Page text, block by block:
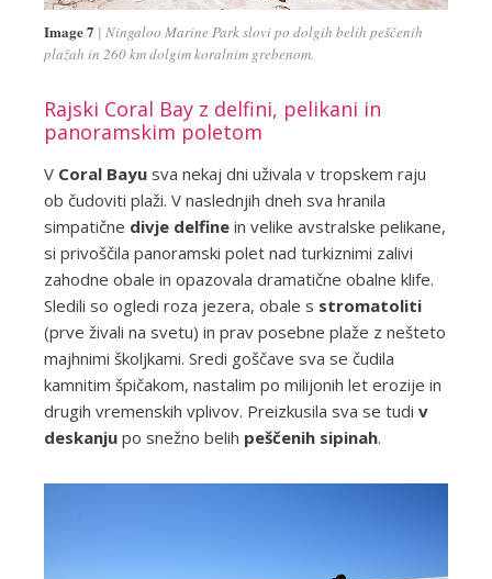
Image 7
Ningaloo Marine Park slovi po dolgih belih peščenih
plažah in 260 km dolgim koralnim grebenom.
Rajski Coral Bay z delfini, pelikani in
panoramskim poletom
V Coral Bayusva nekaj dni uživala v tropskem raju
ob čudoviti plaži. V naslednjih dneh sva hranila
simpatične divje delfinein velike avstralske pelikane,
si privoščila panoramski polet nad turkiznimi zalivi
zahodne obale in opazovala dramatične obalne klife.
Sledili so ogledi roza jezera, obale s stromatoliti
(prve živali na svetu) in prav posebne plaže z nešteto
majhnimi školjkami. Sredi goščave sva se čudila
kamnitim špičakom, nastalim po milijonih let erozije in
drugih vremenskih vplivov. Preizkusila sva se tudi v
deskanjupo snežno belih peščenih sipinah.